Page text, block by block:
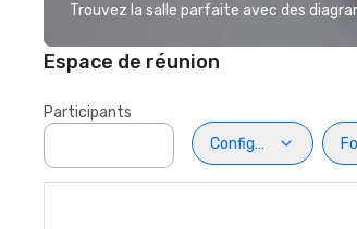
Trouvez la salle parfaite avec des
Espace de réunion
Participants
Configuration